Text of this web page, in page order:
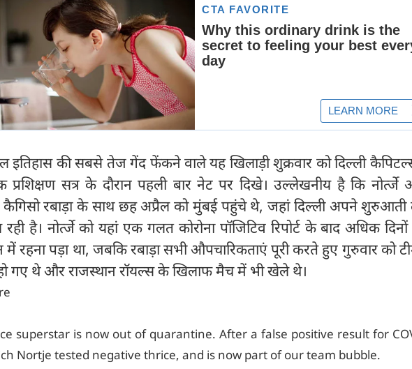
इतिहास की सबसे तेज गेंद फेंकने वाले यह खिलाड़ी शुक्रवार को दिल्ली
प्रशिक्षण सत्र के दौरान पहली बार नेट पर दिखे। उल्लेखनीय है कि नोर्त्जे
रबाड़ा के साथ छह अप्रैल को मुंबई पहुंचे थे, जहां दिल्ली अपने शुरुआती
है। नोर्त्जे को यहां एक गलत कोरोना पॉजिटिव रिपोर्ट के बाद अधिक
में रहना पड़ा था, जबकि रबाड़ा सभी औपचारिकताएं पूरी करते हुए गुरुवार को
गए थे और राजस्थान रॉयल्स के खिलाफ मैच में भी खेले थे।
superstar is now out of quarantine. After a false positive result for
Nortje tested negative thrice, and is now part of our team bubble.